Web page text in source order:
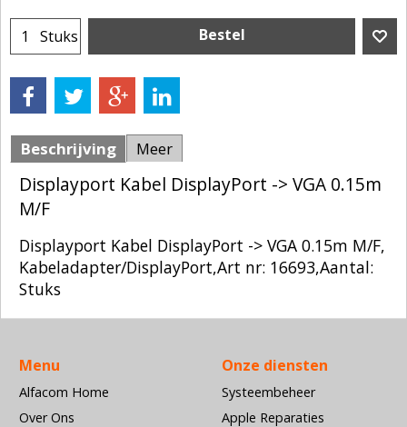
Stuks Bestel
Beschrijving Meer
Displayport Kabel DisplayPort -> VGA 0.15m
M/F
Displayport Kabel DisplayPort -> VGA 0.15m M/F,
Kabeladapter/DisplayPort,Art nr: 16693,Aantal:
Stuks
Menu
Alfacom Home
Over Ons
Onze diensten
Systeembeheer
Apple Reparaties